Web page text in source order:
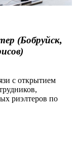
(Бобруйск,
с открытием
риэлтеров по